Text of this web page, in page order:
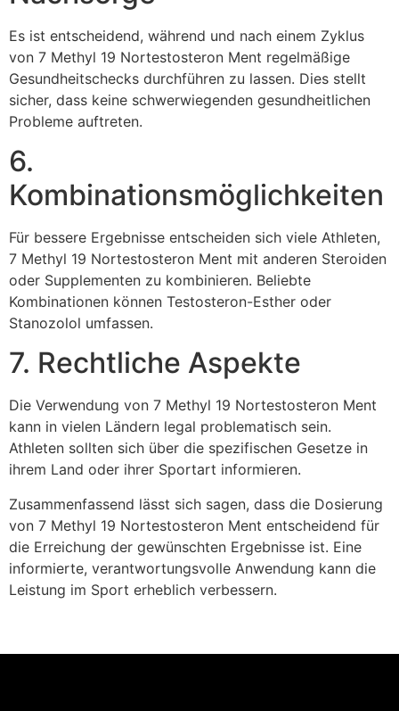
Es ist entscheidend, während und nach einem Zyklus
von 7 Methyl 19 Nortestosteron Ment regelmäßige
Gesundheitschecks durchführen zu lassen. Dies stellt
sicher, dass keine schwerwiegenden gesundheitlichen
Probleme auftreten.
6.
Kombinationsmöglichkeiten
Für bessere Ergebnisse entscheiden sich viele Athleten,
7 Methyl 19 Nortestosteron Ment mit anderen Steroiden
oder Supplementen zu kombinieren. Beliebte
Kombinationen können Testosteron-Esther oder
Stanozolol umfassen.
7. Rechtliche Aspekte
Die Verwendung von 7 Methyl 19 Nortestosteron Ment
kann in vielen Ländern legal problematisch sein.
Athleten sollten sich über die spezifischen Gesetze in
ihrem Land oder ihrer Sportart informieren.
Zusammenfassend lässt sich sagen, dass die Dosierung
von 7 Methyl 19 Nortestosteron Ment entscheidend für
die Erreichung der gewünschten Ergebnisse ist. Eine
informierte, verantwortungsvolle Anwendung kann die
Leistung im Sport erheblich verbessern.